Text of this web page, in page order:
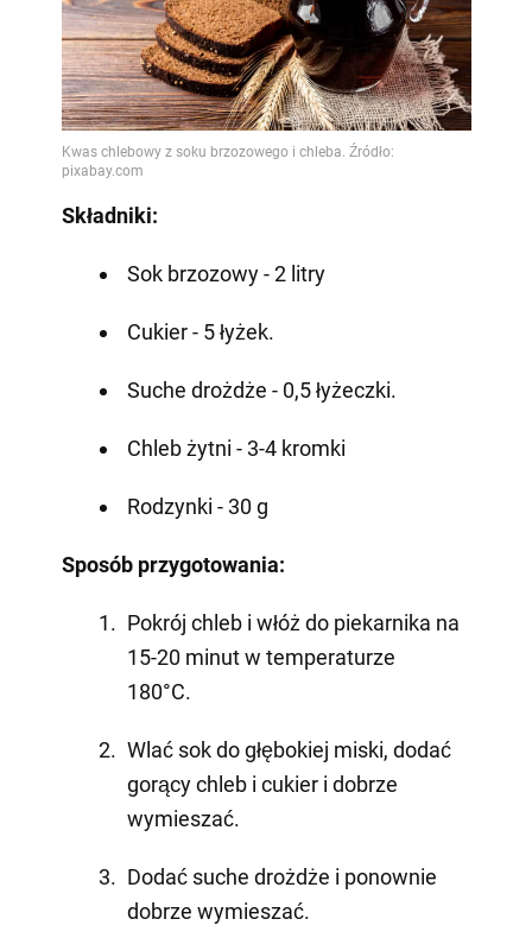
Składniki:
Sok brzozowy - 2 litry
Cukier - 5 łyżek.
Suche drożdże - 0,5 łyżeczki.
Chleb żytni - 3-4 kromki
Rodzynki - 30 g
Sposób przygotowania:
Pokrój chleb i włóż do piekarnika na
15-20 minut w temperaturze
180°C.
Wlać sok do głębokiej miski, dodać
gorący chleb i cukier i dobrze
wymieszać.
Dodać suche drożdże i ponownie
dobrze wymieszać.